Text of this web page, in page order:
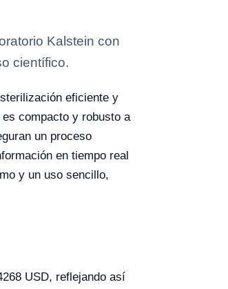
Kalstein con
científico.
eficiente y
compacto y robusto a
un proceso
en tiempo real
y un uso sencillo,
USD, reflejando así